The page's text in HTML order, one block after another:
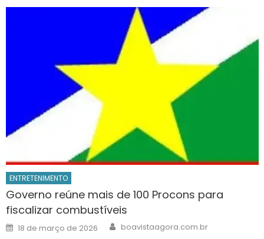
ENTRETENIMENTO
Governo reúne mais de 100 Procons para
fiscalizar combustíveis
Posted
on
18 de março de 2026 Author
boavistaagora.com.br